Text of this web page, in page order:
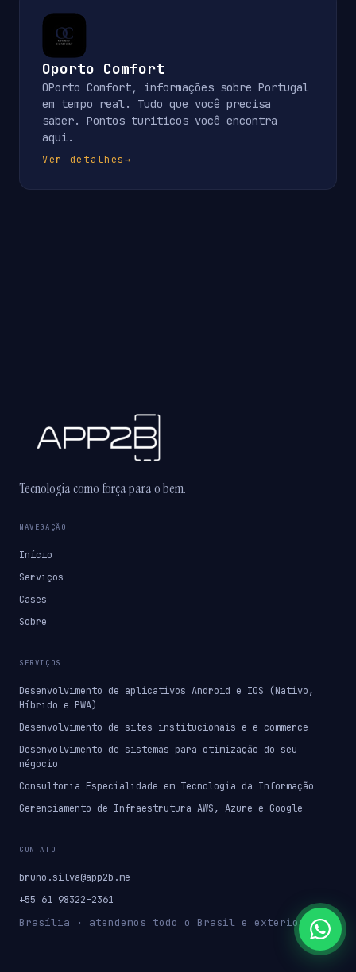
Oporto Comfort
OPorto Comfort, informações sobre Portugal
em tempo real. Tudo que você precisa
saber. Pontos turiticos você encontra
aqui.
Ver detalhes→
Tecnologia como força para o bem.
NAVEGAÇÃO
Início
Serviços
Cases
Sobre
SERVIÇOS
Desenvolvimento de aplicativos Android e IOS (Nativo,
Híbrido e PWA)
Desenvolvimento de sites institucionais e e-commerce
Desenvolvimento de sistemas para otimização do seu
négocio
Consultoria Especialidade em Tecnologia da Informação
Gerenciamento de Infraestrutura AWS, Azure e Google
CONTATO
bruno.silva@app2b.me
+55 61 98322-2361
Brasília · atendemos todo o Brasil e exterior